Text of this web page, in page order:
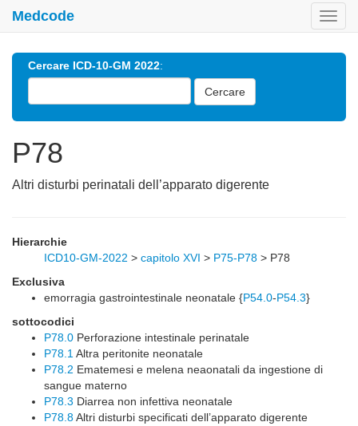
Medcode
Cercare ICD-10-GM 2022:
Cercare
P78
Altri disturbi perinatali dell’apparato digerente
Hierarchie
ICD10-GM-2022 > capitolo XVI > P75-P78 > P78
Exclusiva
emorragia gastrointestinale neonatale {P54.0-P54.3}
sottocodici
P78.0 Perforazione intestinale perinatale
P78.1 Altra peritonite neonatale
P78.2 Ematemesi e melena neaonatali da ingestione di
sangue materno
P78.3 Diarrea non infettiva neonatale
P78.8Altri disturbi specificati dell’apparato digerente